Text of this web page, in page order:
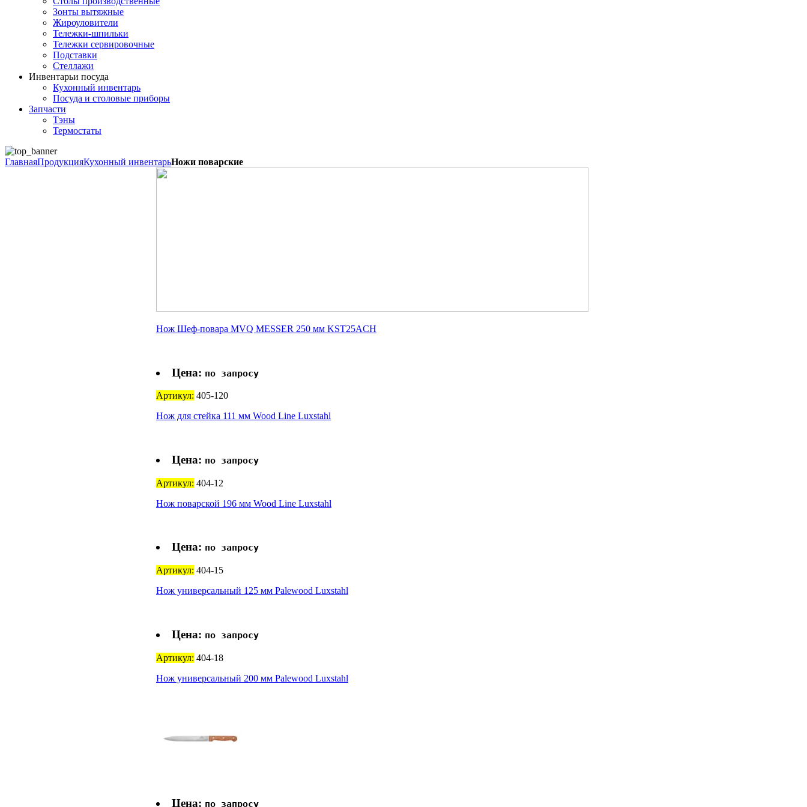
Зонты вытяжные
Жироуловители
Тележки-шпильки
Тележки сервировочные
Подставки
Стеллажи
Инвентарьи посуда
Кухонный инвентарь
Посуда и столовые приборы
Запчасти
Тэны
Термостаты
ГлавнаяПродукцияКухонный инвентарьНожи поварские
Нож Шеф-повара MVQ MESSER 250 мм KST25ACH
Цена: по запросу
Артикул: 405-120
Нож для стейка 111 мм Wood Line Luxstahl
Цена: по запросу
Артикул: 404-12
Нож поварской 196 мм Wood Line Luxstahl
Цена: по запросу
Артикул: 404-15
Нож универсальный 125 мм Palewood Luxstahl
Цена: по запросу
Артикул: 404-18
Нож универсальный 200 мм Palewood Luxstahl
Цена: по запросу